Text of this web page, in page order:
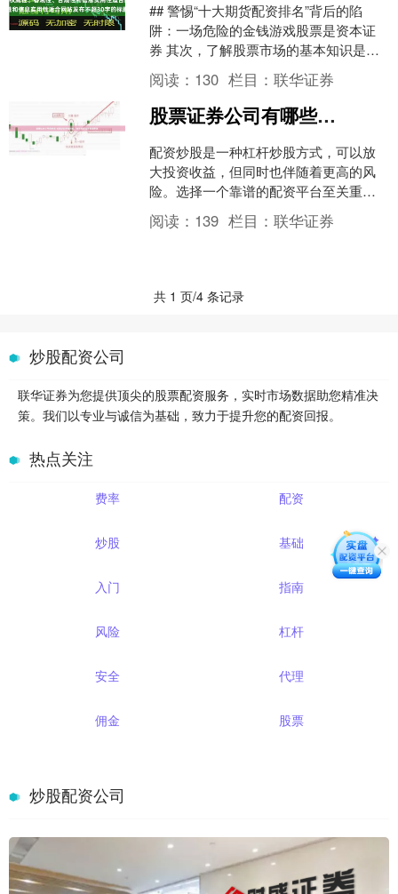
## 警惕“十大期货配资排名”背后的陷
阱：一场危险的金钱游戏股票是资本证
券 其次，了解股票市场的基本知识是非
常必要的。新手在进行股票配资炒股之
前，应该了解股票的....
阅读： 130 栏目：联华证券
股票证券公司有哪些 配资炒股平台排名，助你轻松选择靠谱平台
配资炒股是一种杠杆炒股方式，可以放
大投资收益，但同时也伴随着更高的风
险。选择一个靠谱的配资平台至关重
要，以下排名可供参考： 配资公司向投
资者提供一定比例的资金，....
阅读： 139 栏目：联华证券
共 1 页/4 条记录
炒股配资公司
联华证券为您提供顶尖的股票配资服务，实时市场数据助您精准决
策。我们以专业与诚信为基础，致力于提升您的配资回报。
热点关注
费率 配资
炒股 基础
入门 指南
风险 杠杆
安全 代理
佣金 股票
炒股配资公司